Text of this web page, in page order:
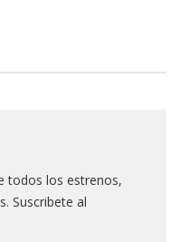
todos los estrenos,
Suscribete al